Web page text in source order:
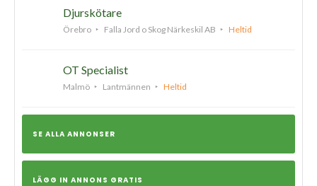
Djurskötare
Örebro Falla Jord o Skog Närkeskil AB Heltid
OT Specialist
Malmö Lantmännen Heltid
SE ALLA ANNONSER
LÄGG IN ANNONS GRATIS